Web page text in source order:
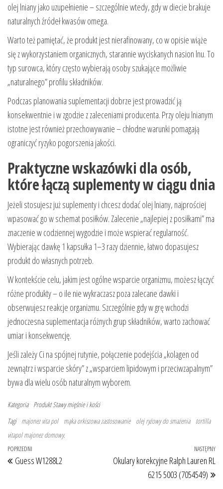
olej lniany jako uzupełnienie – szczególnie wtedy, gdy w diecie brakuje
naturalnych źródeł kwasów omega.
Warto też pamiętać, że produkt jest nierafinowany, co w opisie wiąże
się z wykorzystaniem organicznych, starannie wyciskanych nasion lnu. To
typ surowca, który często wybierają osoby szukające możliwie
„naturalnego” profilu składników.
Podczas planowania suplementacji dobrze jest prowadzić ją
konsekwentnie i w zgodzie z zaleceniami producenta. Przy oleju lnianym
istotne jest również przechowywanie – chłodne warunki pomagają
ograniczyć ryzyko pogorszenia jakości.
Praktyczne wskazówki dla osób,
które łączą suplementy w ciągu dnia
Jeżeli stosujesz już suplementy i chcesz dodać olej lniany, najprościej
wpasować go w schemat posiłków. Zalecenie „najlepiej z posiłkami” ma
znaczenie w codziennej wygodzie i może wspierać regularność.
Wybierając dawkę 1 kapsułka 1–3 razy dziennie, łatwo dopasujesz
produkt do własnych potrzeb.
W kontekście celu, jakim jest ogólne wsparcie organizmu, możesz łączyć
różne produkty – o ile nie wykraczasz poza zalecane dawki i
obserwujesz reakcje organizmu. Szczególnie gdy w grę wchodzi
jednoczesna suplementacja różnych grup składników, warto zachować
umiar i konsekwencję.
Jeśli zależy Ci na spójnej rutynie, połączenie podejścia „kolagen od
zewnątrz i wsparcie skóry” z „wsparciem lipidowym i przeciwzapalnym”
bywa dla wielu osób naturalnym wyborem.
Kategoria ProduktStawy mięśnie i kości
Tagi majonez vita pol mąka orkiszowa zastosowanie olej ryżowy do smażenia
tortilla
vitapol majonez domowy.
Nawigacja wpisu
Poprzedni wpis
POPRZEDNI
Guess W1288L2
NASTĘPNY
Okulary korekcyjne Ralph Lauren RL
6215 5003 (7054549)